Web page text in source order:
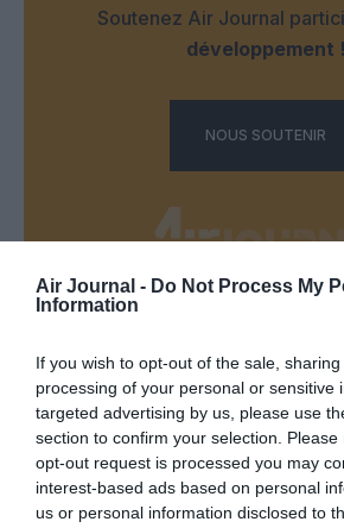
Air Journal - Do Not Process My
Information
If you wish to opt-out of the sale,
processing of your personal or sensitive
targeted advertising by us, please use
section to confirm your selection.
opt-out request is processed you may
interest-based ads based on personal
us or personal information disclosed to
Soutenez Air Journal
développement !
NOUS SOUTENIR
SERGE13 a commenté l'article :
Pointe‑à‑Pitre – Panama City : Air
aérien vers l’Amérique latine